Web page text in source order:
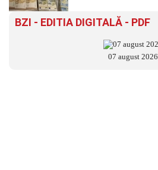
BZI - EDITIA DIGITALĂ - PDF
07 august 2026